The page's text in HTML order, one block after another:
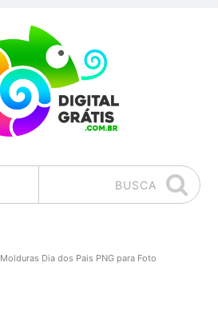
BUSCA
Molduras Dia dos Pais PNG para Foto